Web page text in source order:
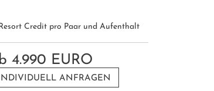
Credit pro Paar und Aufenthalt
4.990 EURO
INDIVIDUELL ANFRAGEN